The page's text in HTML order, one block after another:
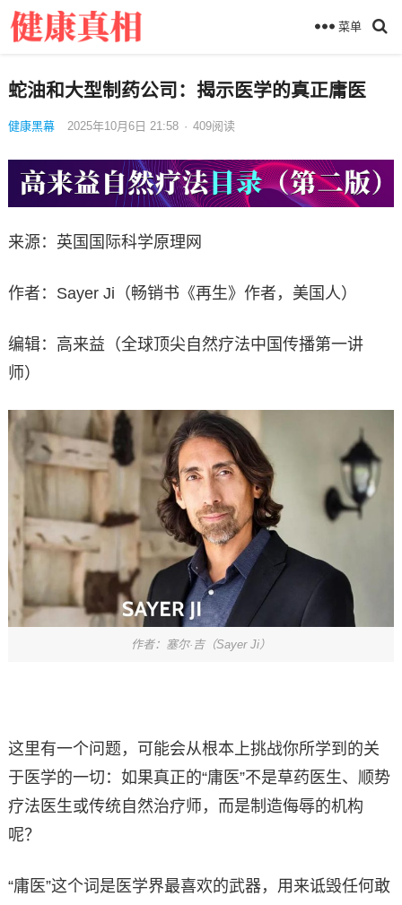
菜单
蛇油和大型制药公司：揭示医学的真正庸医
健康黑幕 2025年10月6日 21:58 · 409阅读
来源：英国国际科学原理网
作者：Sayer Ji（畅销书《再生》作者，美国人）
编辑：高来益（全球顶尖自然疗法中国传播第一讲
师）
作者：塞尔·吉（Sayer Ji）
这里有一个问题，可能会从根本上挑战你所学到的关
于医学的一切：如果真正的“庸医”不是草药医生、顺势
疗法医生或传统自然治疗师，而是制造侮辱的机构
呢？
“庸医”这个词是医学界最喜欢的武器，用来诋毁任何敢